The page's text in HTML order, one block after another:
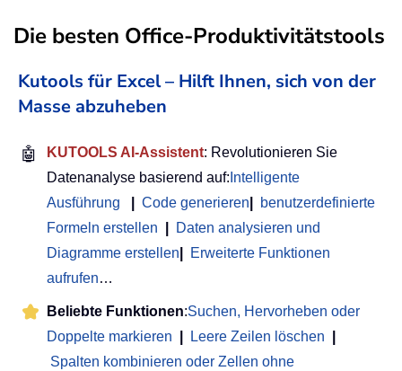
Die besten Office-Produktivitätstools
Kutools für Excel – Hilft Ihnen, sich von der
Masse abzuheben
🤖 KUTOOLS AI-Assistent: Revolutionieren Sie
Datenanalyse basierend auf: Intelligente
Ausführung
Code generieren
benutzerdefinierte
Formeln erstellen
Daten analysieren und
Diagramme erstellen
Erweiterte Funktionen
aufrufen…
Beliebte Funktionen:Suchen, Hervorheben oder
Doppelte markieren
Leere Zeilen löschen
Spalten kombinieren oder Zellen ohne